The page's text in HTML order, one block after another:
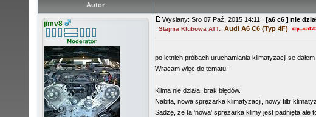
Autor
jimv8 Wysłany: Sro 07 Paź, 2015 14:11 [a6 c6 ] nie
Stajnia Klubowa ATT: Audi A6 C6 (Typ 4F)
po letnich próbach uruchamiania klimatyzacji se
Wracam więc do tematu -
Klima nie działa, brak błędów.
Nabita, nowa sprężarka klimatyzacji, nowy filtr
Sądzę, że ta 'nowa' sprężarka klimy jest padnięta ale